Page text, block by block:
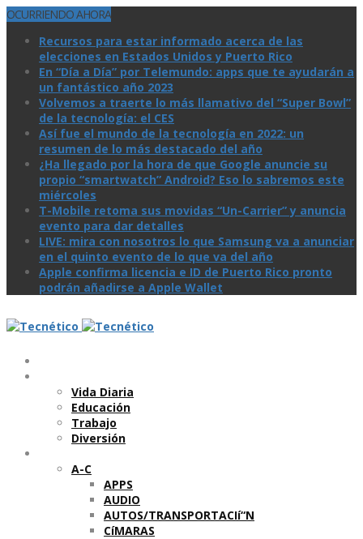
OCURRIENDO AHORA
Recursos para estar informado acerca de las
elecciones en Estados Unidos y Puerto Rico
En “Día a Día” por Telemundo: apps que te ayudarán a
un fantástico año 2023
Volvemos a traerte lo más llamativo del “Super Bowl”
de la tecnologí­a: el CES
Así­ fue el mundo de la tecnologí­a en 2022: un
resumen de lo más destacado del año
¿Ha llegado por la hora de que Google anuncie su
propio “smartwatch” Android? Eso lo sabremos este
miércoles
T-Mobile retoma sus movidas “Un-Carrier” y anuncia
evento para dar detalles
LIVE: mira con nosotros lo que Samsung va a anunciar
en el quinto evento de lo que va del año
Apple confirma licencia e ID de Puerto Rico pronto
podrán añadirse a Apple Wallet
Vida Diaria
Educación
Trabajo
Diversión
A-C
APPS
AUDIO
AUTOS/TRANSPORTACIí“N
CíMARAS